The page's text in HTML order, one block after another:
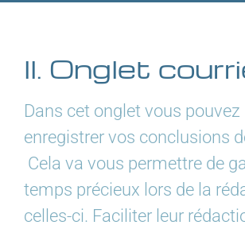
II. Onglet
Dans cet onglet vous pouvez
enregistrer vos conclusions
Cela va vous permettre de
temps précieux lors de la
celles-ci. Faciliter leur